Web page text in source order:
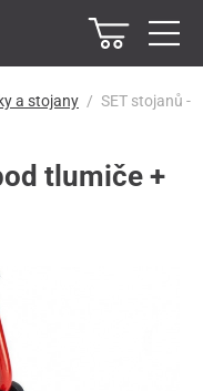
a stojany
SET stojanů -
tlumiče +